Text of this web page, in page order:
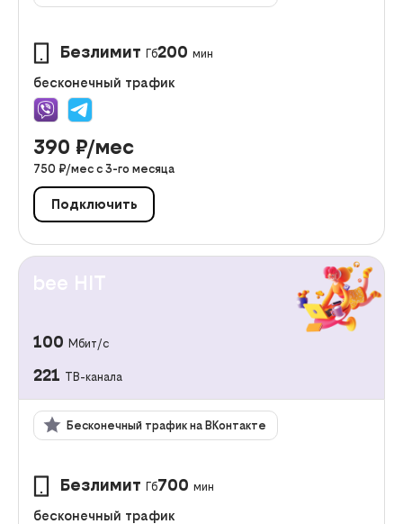
Безлимит Гб200 мин
бесконечный трафик
390 ₽/мес
750 ₽/мес с 3-го месяца
Подключить
bee HIT
100 Мбит/с
221 ТВ-канала
Бесконечный трафик на ВКонтакте
Безлимит Гб700 мин
бесконечный трафик